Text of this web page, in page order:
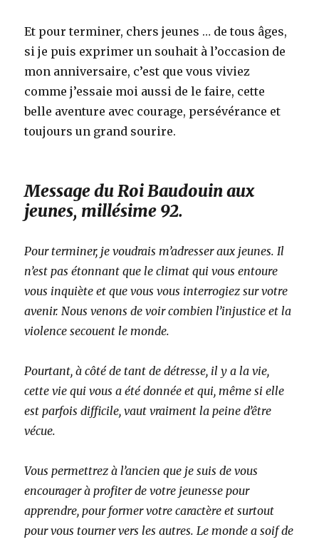
Et pour terminer, chers jeunes … de tous âges,
si je puis exprimer un souhait à l’occasion de
mon anniversaire, c’est que vous viviez
comme j’essaie moi aussi de le faire, cette
belle aventure avec courage, persévérance et
toujours un grand sourire.
Message du Roi Baudouin aux
jeunes, millésime 92.
Pour terminer, je voudrais m’adresser aux jeunes. Il
n’est pas étonnant que le climat qui vous entoure
vous inquiète et que vous vous interrogiez sur votre
avenir. Nous venons de voir combien l’injustice et la
violence secouent le monde.
Pourtant, à côté de tant de détresse, il y a la vie,
cette vie qui vous a été donnée et qui, même si elle
est parfois difficile, vaut vraiment la peine d’être
vécue.
Vous permettrez à l’ancien que je suis de vous
encourager à profiter de votre jeunesse pour
apprendre, pour former votre caractère et surtout
pour vous tourner vers les autres. Le monde a soif de